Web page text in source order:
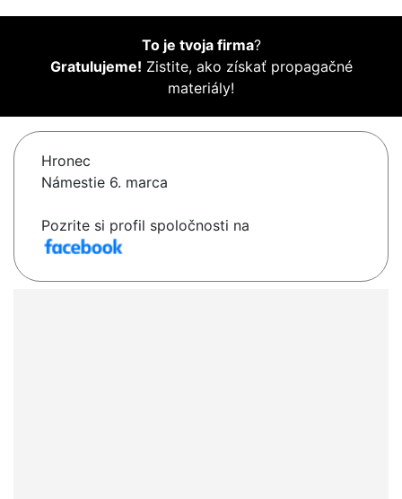
To je tvoja firma?
Gratulujeme! Zistite, ako získať propagačné
materiály!
Hronec
Námestie 6. marca
Pozrite si profil spoločnosti na